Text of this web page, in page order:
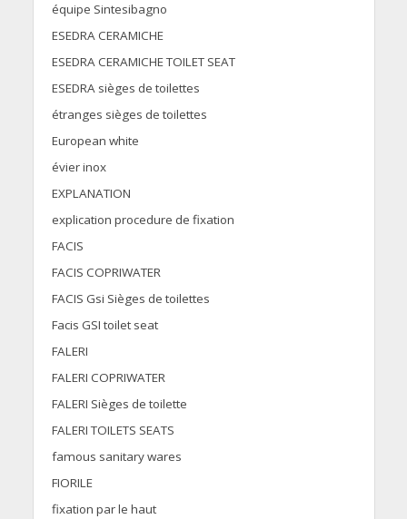
équipe Sintesibagno
ESEDRA CERAMICHE
ESEDRA CERAMICHE TOILET SEAT
ESEDRA sièges de toilettes
étranges sièges de toilettes
European white
évier inox
EXPLANATION
explication procedure de fixation
FACIS
FACIS COPRIWATER
FACIS Gsi Sièges de toilettes
Facis GSI toilet seat
FALERI
FALERI COPRIWATER
FALERI Sièges de toilette
FALERI TOILETS SEATS
famous sanitary wares
FIORILE
fixation par le haut